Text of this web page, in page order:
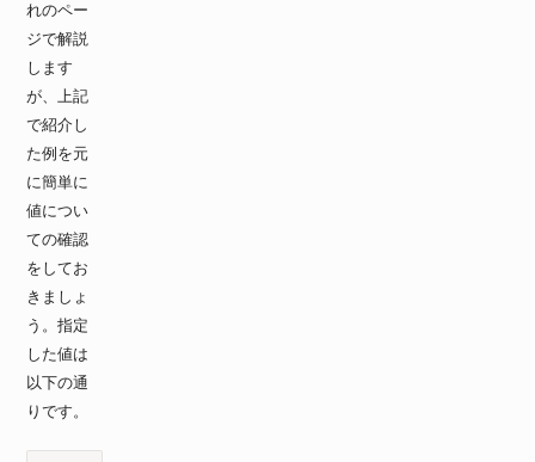
れのペー
ジで解説
します
が、上記
で紹介し
た例を元
に簡単に
値につい
ての確認
をしてお
きましょ
う。指定
した値は
以下の通
りです。